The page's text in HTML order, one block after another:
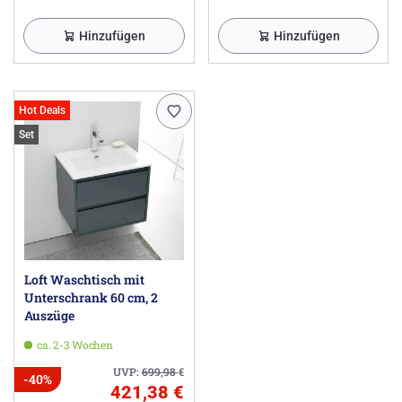
34625000 AXOR Citterio M Einhebel-Brausemischer
Unterputz chrom >06/11
34625003 AXOR Citterio M Einhebel-Brausemischer
34625003 AXOR Citterio M Einhebel-Brausemischer
Unterputz chrom 05/11 - 07/16
34625004 AXOR Citterio M HG shower mixer
conc.AXOR Citterio M chrom 06/08 - 05/11
34625004 AXOR Citterio M HG shower mixer
conc.AXOR Citterio M chrom 06/11 - 03/12
34625340 AXOR Citterio M Einhebel-Brausemischer
Unterputz brushed black chrome >02/17
36455000 AXOR Citterio E Einhebel-Wannenmischer
Unterputz chrom >09/16
36455003 AXOR Citterio E Einhebel-Wannenmischer
Unterputz chrom >06/17
36457000 AXOR Citterio E Einhebel-Wannenmischer
nach EN1717 chrom >09/16
36655000 AXOR Citterio E Einhebel-Brausemischer
Hinzufügen Hinzufügen
Hot Deals
Set
Loft Waschtisch mit
Unterschrank 60 cm, 2
Auszüge
ca. 2-3 Wochen
UVP:699,98€
-40%
421,38 €